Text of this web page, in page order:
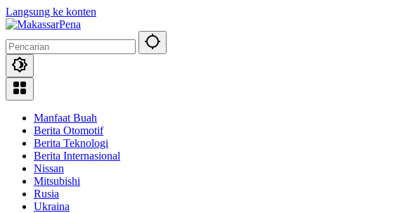
Langsung ke konten
Manfaat Buah
Berita Otomotif
Berita Teknologi
Berita Internasional
Nissan
Mitsubishi
Rusia
Ukraina